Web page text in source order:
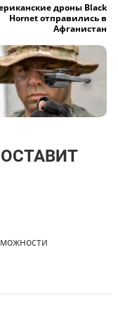
дроны Black
Hornet отправились в
Афганистан